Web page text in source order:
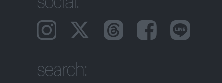
Instagram 𝕏 Threads Facebook LINE
search: